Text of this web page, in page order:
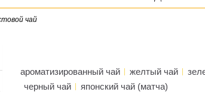
чай
ароматизированный чай желтый чай
черный чай
японский чай (матча)